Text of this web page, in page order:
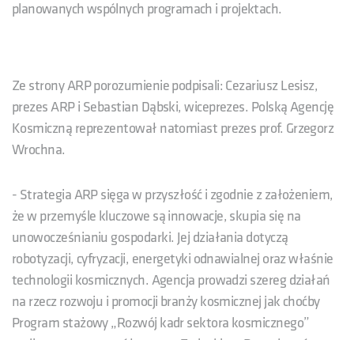
planowanych wspólnych programach i projektach.
Ze strony ARP porozumienie podpisali: Cezariusz Lesisz,
prezes ARP i Sebastian Dąbski, wiceprezes. Polską Agencję
Kosmiczną reprezentował natomiast prezes prof. Grzegorz
Wrochna.
- Strategia ARP sięga w przyszłość i zgodnie z założeniem,
że w przemyśle kluczowe są innowacje, skupia się na
unowocześnianiu gospodarki. Jej działania dotyczą
robotyzacji, cyfryzacji, energetyki odnawialnej oraz właśnie
technologii kosmicznych. Agencja prowadzi szereg działań
na rzecz rozwoju i promocji branży kosmicznej jak choćby
Program stażowy „Rozwój kadr sektora kosmicznego”